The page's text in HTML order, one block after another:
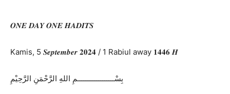
𝑶𝑵𝑬 𝑫𝑨𝒀 𝑶𝑵𝑬 𝑯𝑨𝑫𝑰𝑻𝑺
Kamis, 5 𝑺𝒆𝒑𝒕𝒆𝒎𝒃𝒆𝒓 𝟐𝟎𝟐𝟒 / 1 Rabiul away 𝟏𝟒𝟒𝟔 𝑯
بِسْــــــــــــــــــمِ اللهِ الرَّحْمَنِ الرَّحِيْمِ